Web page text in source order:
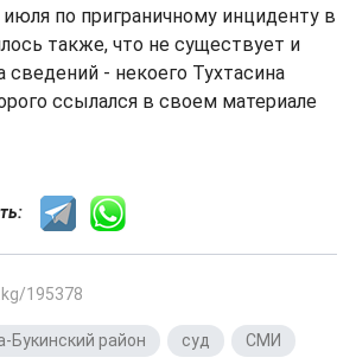
по приграничному инциденту в
также, что не существует и
сведений - некоего Тухтасина
ссылался в своем материале
195378
Букинский район суд СМИ